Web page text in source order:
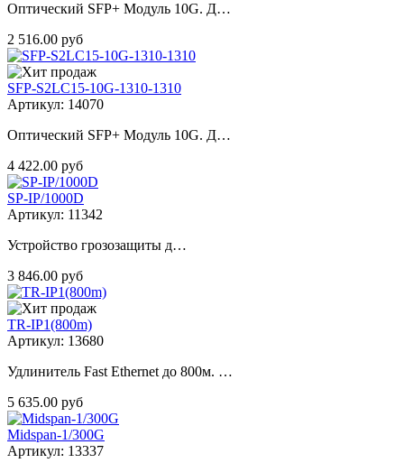
Оптический SFP+ Модуль 10G. Д…
2 516.00 руб
SFP-S2LC15-10G-1310-1310
Артикул: 14070
Оптический SFP+ Модуль 10G. Д…
4 422.00 руб
SP-IP/1000D
Артикул: 11342
Устройство грозозащиты д…
3 846.00 руб
TR-IP1(800m)
Артикул: 13680
Удлинитель Fast Ethernet до 800м. …
5 635.00 руб
Midspan-1/300G
Артикул: 13337